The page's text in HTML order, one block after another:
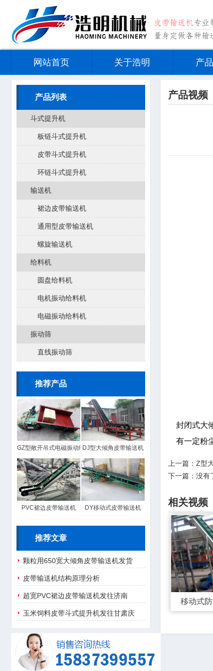
网站首页 关于浩明 产
产品视频
封闭式大
有一定粉
上一篇： Z型
下一篇：没有
相关视频
移动式
产品列表
斗式提升机
板链斗式提升机
皮带斗式提升机
环链斗式提升机
输送机
裙边皮带输送机
通用型皮带输送机
螺旋输送机
给料机
圆盘给料机
电机振动给料机
电磁振动给料机
振动筛
直线振动筛
推荐产品
GZ型敞开吊式电磁振动给料机DJ型大倾角皮带输送机
PVC裙边皮带输送机 DY移动式皮带输送机
推荐文章
颗粒用650宽大倾角皮带输送机发货
皮带输送机结构原理分析
超宽PVC裙边皮带输送机发往济南
玉米饲料皮带斗式提升机发往甘肃庆